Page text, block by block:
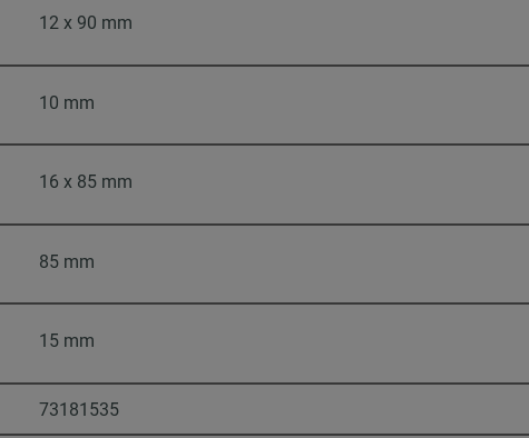
12 x 90 mm
10 mm
16 x 85 mm
85 mm
15 mm
73181535